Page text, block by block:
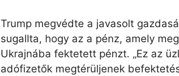
Trump megvédte a javasolt
sugallta, hogy az a pénz, amely
Ukrajnába fektetett pénzt. „Ez az
adófizetők megtérüljenek